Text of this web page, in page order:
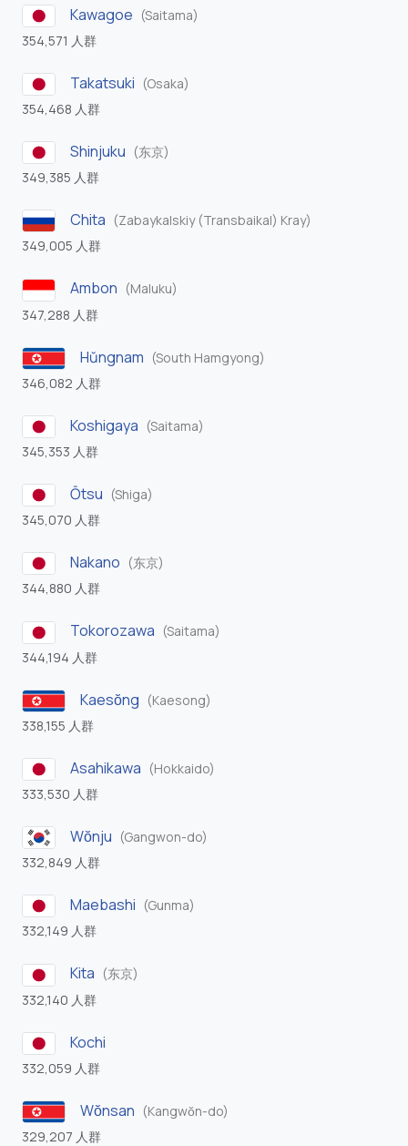
Kawagoe (Saitama)
354,571 人群
Takatsuki (Osaka)
354,468 人群
Shinjuku (东京)
349,385 人群
Chita (Zabaykalskiy (Transbaikal) Kray)
349,005 人群
Ambon (Maluku)
347,288 人群
Hŭngnam (South Hamgyong)
346,082 人群
Koshigaya (Saitama)
345,353 人群
Ōtsu (Shiga)
345,070 人群
Nakano (东京)
344,880 人群
Tokorozawa (Saitama)
344,194 人群
Kaesŏng (Kaesong)
338,155 人群
Asahikawa (Hokkaido)
333,530 人群
Wŏnju (Gangwon-do)
332,849 人群
Maebashi (Gunma)
332,149 人群
Kita (东京)
332,140 人群
Kochi
332,059 人群
Wŏnsan (Kangwŏn-do)
329,207 人群